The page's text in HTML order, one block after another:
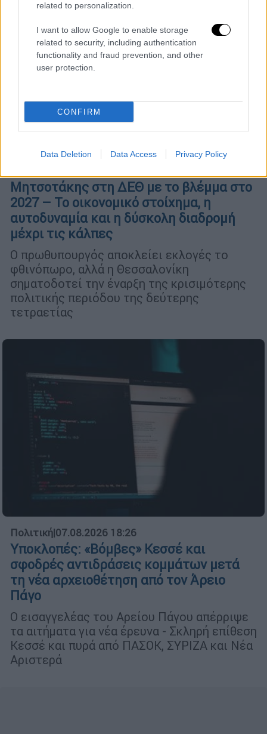
related to personalization.
I want to allow Google to enable storage
related to security, including authentication
functionality and fraud prevention, and other
user protection.
CONFIRM
Data Deletion Data Access Privacy Policy
Μητσοτάκης στη ΔΕΘ με το βλέμμα στο
2027 – Το οικονομικό στοίχημα, η
αυτοδυναμία και η δύσκολη διαδρομή
μέχρι τις κάλπες
Ο πρωθυπουργός αποκλείει εκλογές το
φθινόπωρο, αλλά η Θεσσαλονίκη
σηματοδοτεί την έναρξη της κρισιμότερης
πολιτικής περιόδου της δεύτερης
τετραετίας
Πολιτική|07.08.2026 18:26
Υποκλοπές: «Βόμβες» Κεσσέ και
σφοδρές αντιδράσεις κομμάτων μετά
τη νέα αρχειοθέτηση από τον Άρειο
Πάγο
Ο εισαγγελέας του Αρείου Πάγου απέρριψε
τα αιτήματα για νέα έρευνα - Σκληρή επίθεση
Κεσσέ και πυρά από ΠΑΣΟΚ, ΣΥΡΙΖΑ και Νέα
Αριστερά